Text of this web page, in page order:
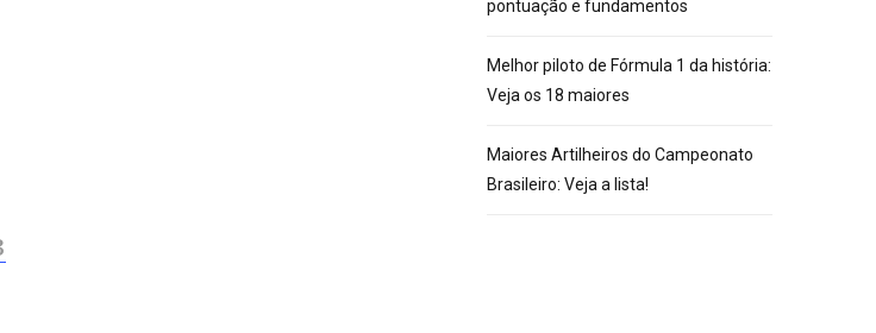
pontuação e fundamentos
Melhor piloto de Fórmula 1 da história:
Veja os 18 maiores
Maiores Artilheiros do Campeonato
Brasileiro: Veja a lista!